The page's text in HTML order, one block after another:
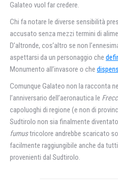
Galateo vuol far credere.
Chi fa notare le diverse sensibilità
accusato senza mezzi termini di
D’altronde, cos’altro se non
aspettarsi da un personaggio che
Monumento all’invasore o che
Comunque Galateo non la racconta
l’anniversario dell’aeronautica le
capoluoghi di regione (e non di
Sudtirolo non sia finalmente
fumustricolore andrebbe scaricato
facilmente raggiungibile anche da
provenienti dal Sudtirolo.